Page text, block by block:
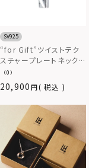
SV925
“for Gift”ツイストテク
スチャープレートネックレ
ス/シルバー925
（0）
20,900 税込